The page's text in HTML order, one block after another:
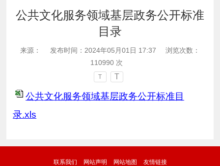
公共文化服务领域基层政务公开标准
目录
来源： 发布时间：2024年05月01日 17:37
浏览次数：
110990次
T T
公共文化服务领域基层政务公开标准目
录.xls
联系我们 网站声明 网站地图 友情链接